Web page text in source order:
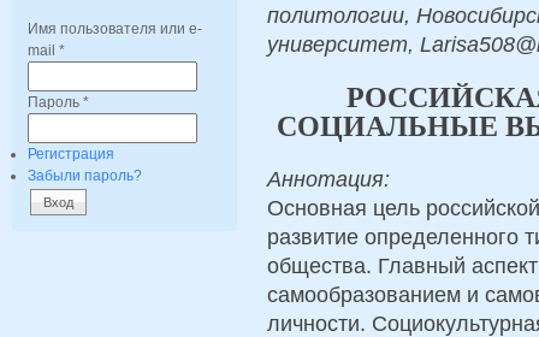
Имя пользователя или e-
mail *
Пароль *
Регистрация
Забыли пароль?
политологии,
университет,
СОЦИАЛЬНЫЕ
Аннотация:
Основная цель
развитие определенного
общества. Главный
самообразованием и
личности.